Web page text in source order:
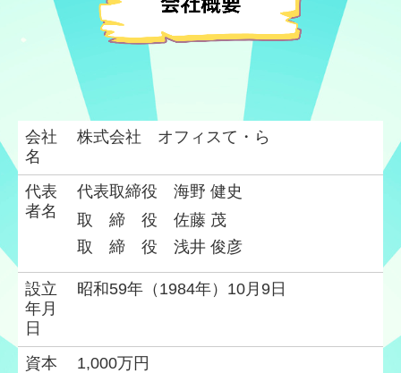
会社
名
株式会社 オフィスて・ら
代表
者名
代表取締役 海野 健史
取 締 役 佐藤 茂
取 締 役 浅井 俊彦
設立
年月
日
昭和59年（1984年）10月9日
資本 1,000万円